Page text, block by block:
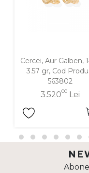
Cercei, Aur Galben,
3.57 gr, Cod
563802
3.52000Lei